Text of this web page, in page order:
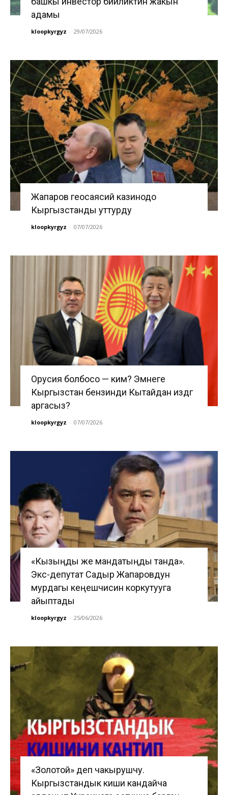
адамы
kloopkyrgyz - 29/07/2026
Жапаров геосаясий казинодо
Кыргызстанды уттурду
kloopkyrgyz - 07/07/2026
Орусия болбосо — ким? Эмнеге
Кыргызстан бензинди Кытайдан издөөгө
аргасыз?
kloopkyrgyz - 07/07/2026
«Кызыңды же мандатыңды танда».
Экс-депутат Садыр Жапаровдун
мурдагы кеңешчисин коркутууга
айыптады
kloopkyrgyz - 25/06/2026
«Золотой» деп чакырушчу.
Кыргызстандык киши кандайча